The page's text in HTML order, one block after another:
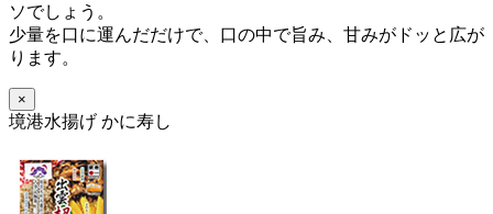
ソでしょう。
少量を口に運んだだけで、口の中で旨み、甘みがドッと広が
ります。
×
境港水揚げ かに寿し